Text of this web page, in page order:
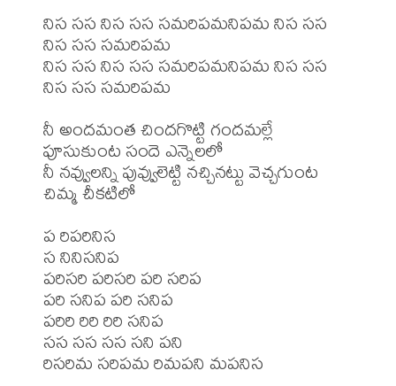
నిస సస నిస సస సమరిపమనిపమ నిస సస
నిస సస సమరిపమ
నిస సస నిస సస సమరిపమనిపమ నిస సస
నిస సస సమరిపమ
నీ అందమంత చిందగొట్టి గందమల్లే
పూసుకుంట సందె ఎన్నెలలో
నీ నవ్వులన్ని పువ్వులెట్టి నచ్చినట్టు వెచ్చగుంట
చిమ్మ చీకటిలో
ప రిపరినిస
స నినిసనిప
పరిసరి పరిసరి పరి సరిప
పరి సనిప పరి సనిప
పరిరి రిరి రిరి సనిప
సస సస సస సని పని
రిసరిమ సరిపమ రిమపని మపనిస